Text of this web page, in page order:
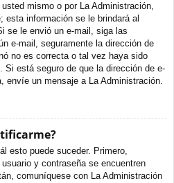
mismo o por La Administración,
esta información se le brindará al
se le envió un e-mail, siga las
e-mail, seguramente la dirección de
no es correcta o tal vez haya sido
Si está seguro de que la dirección de e-
envíe un mensaje a La Administración.
esto puede suceder. Primero,
y contraseña se encuentren
comuníquese con La Administración